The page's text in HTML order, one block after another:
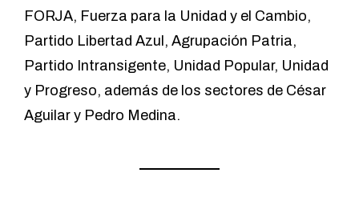
FORJA, Fuerza para la Unidad y el Cambio,
Partido Libertad Azul, Agrupación Patria,
Partido Intransigente, Unidad Popular, Unidad
y Progreso, además de los sectores de César
Aguilar y Pedro Medina.